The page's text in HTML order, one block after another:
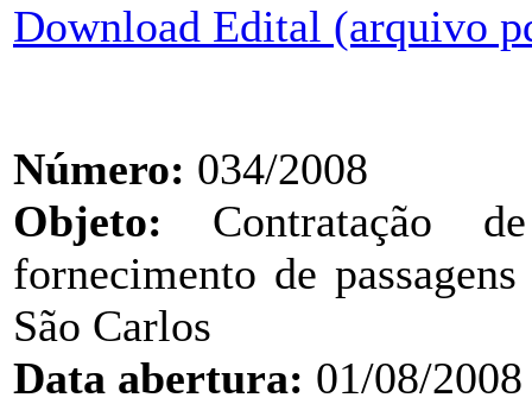
Download Edital (arquivo
Número: 034/2008
Objeto: Contratação
fornecimento de
São Carlos
Data abertura: 01/08/2008